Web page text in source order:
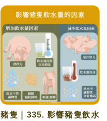
豬隻｜335. 影響豬隻飲水